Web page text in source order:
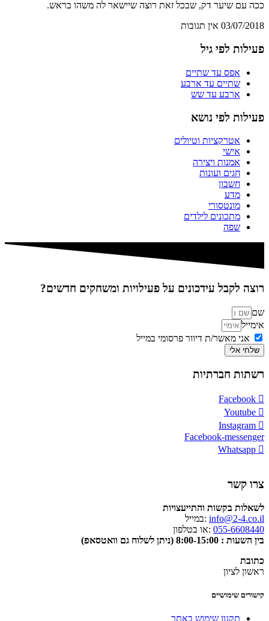
ככה עם שיער דק, שבכל זאת רוצה שיישאר לה משהו בראש.
03/07/2018 אין תגובות
פעילות לפי גיל
אפס עד שתיים
שתיים עד ארבע
ארבע עד שש
פעילות לפי נושא
אטרקציות וטיולים
אישי
אמנות ויצירה
חגים ועונות
חשבון
מדע
מונטסורי
מתכונים לילדים
שפה
רוצה לקבל עידכונים על פעילויות ומשחקים חדשים?
שם
אימייל
אני מאשר/ת דיוור פרסומי במייל
שלחי אלי
רשתות חברתיות
Facebook
Youtube
Instagram
Facebook-messenger
Whatsapp
צרו קשר
לשאלות בקשות והתייעצויות
info@2-4.co.il :במייל
055-6608440 :או בטלפון
בין השעות : 8:00-15:00 (ניתן לשלוח גם וואטסאפ)
כתובת
ראשון לציון
קישורים שימושיים
תקנון שימוש באתר